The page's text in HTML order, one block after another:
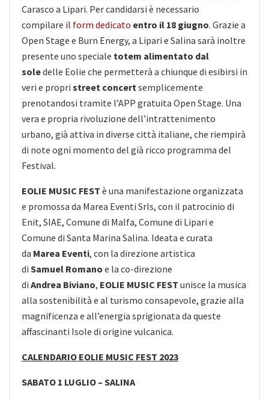
Carasco a Lipari. Per candidarsi è necessario
compilare il form dedicato entro il 18 giugno. Grazie a
Open Stage e Burn Energy, a Lipari e Salina sarà inoltre
presente uno speciale totem alimentato dal
soledelle Eolie che permetterà a chiunque di esibirsi in
veri e propri street concert semplicemente
prenotandosi tramite l’APP gratuita Open Stage. Una
vera e propria rivoluzione dell’intrattenimento
urbano, già attiva in diverse città italiane, che riempirà
di note ogni momento del già ricco programma del
Festival.
EOLIE MUSIC FEST è una manifestazione organizzata
e promossa da Marea Eventi Srls, con il patrocinio di
Enit, SIAE, Comune di Malfa, Comune di Lipari e
Comune di Santa Marina Salina. Ideata e curata
da Marea Eventi, con la direzione artistica
di Samuel Romano e la co-direzione
di Andrea Biviano, EOLIE MUSIC FEST unisce la musica
alla sostenibilità e al turismo consapevole, grazie alla
magnificenza e all’energia sprigionata da queste
affascinanti Isole di origine vulcanica.
CALENDARIO EOLIE MUSIC FEST 2023
SABATO 1 LUGLIO – SALINA